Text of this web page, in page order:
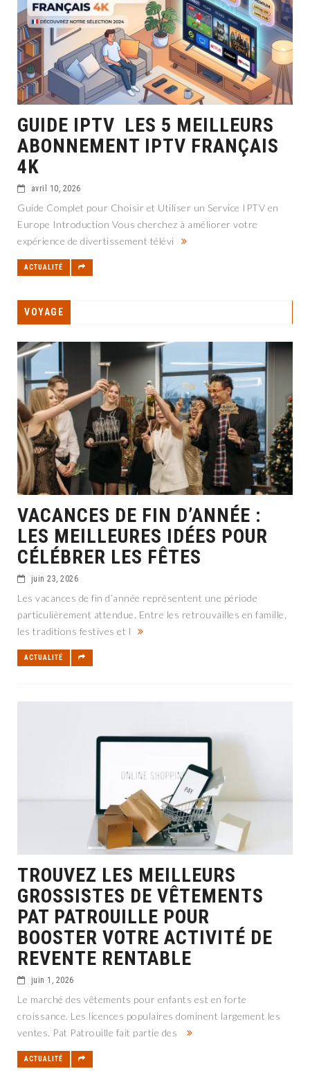
GUIDE IPTV LES 5 MEILLEURS
ABONNEMENT IPTV FRANÇAIS
4K
avril 10, 2026
Guide Complet pour Choisir et Utiliser un Service IPTV en
Europe Introduction Vous cherchez à améliorer votre
expérience de divertissement télévi
ACTUALITÉ
VOYAGE
VACANCES DE FIN D’ANNÉE :
LES MEILLEURES IDÉES POUR
CÉLÉBRER LES FÊTES
juin 23, 2026
Les vacances de fin d’année représentent une période
particulièrement attendue. Entre les retrouvailles en famille,
les traditions festives et l
ACTUALITÉ
TROUVEZ LES MEILLEURS
GROSSISTES DE VÊTEMENTS
PAT PATROUILLE POUR
BOOSTER VOTRE ACTIVITÉ DE
REVENTE RENTABLE
juin 1, 2026
Le marché des vêtements pour enfants est en forte
croissance. Les licences populaires dominent largement les
ventes. Pat Patrouille fait partie des
ACTUALITÉ